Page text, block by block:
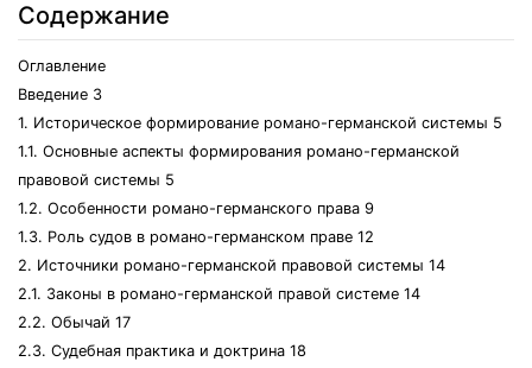
Содержание
Оглавление
Введение 3
1. Историческое формирование романо-германской системы 5
1.1. Основные аспекты формирования романо-германской
правовой системы 5
1.2. Особенности романо-германского права 9
1.3. Роль судов в романо-германском праве 12
2. Источники романо-германской правовой системы 14
2.1. Законы в романо-германской правой системе 14
2.2. Обычай 17
2.3. Судебная практика и доктрина 18